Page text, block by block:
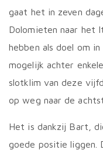
gaat het in zeven
Dolomieten naar het
hebben als doel om
mogelijk achter
slotklim van deze
op weg naar de
Het is dankzij Bart,
goede positie liggen.